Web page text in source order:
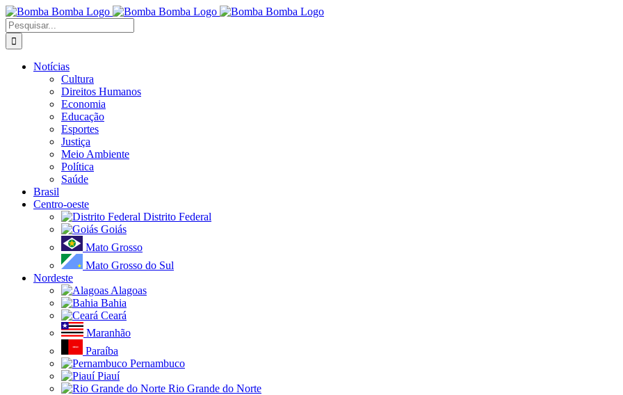
Ir
para
o
conteúdo
Buscar
resultados
para:
Notícias
Cultura
Direitos Humanos
Economia
Educação
Esportes
Justiça
Meio Ambiente
Política
Saúde
Brasil
Centro-oeste
Distrito Federal
Goiás
Mato Grosso
Mato Grosso do Sul
Nordeste
Alagoas
Bahia
Ceará
Maranhão
Paraíba
Pernambuco
Piauí
Rio Grande do Norte